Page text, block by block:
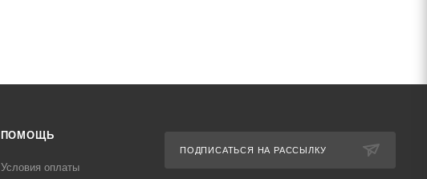
ПОМОЩЬ
Условия оплаты
ПОДПИСАТЬСЯ НА РАССЫЛКУ